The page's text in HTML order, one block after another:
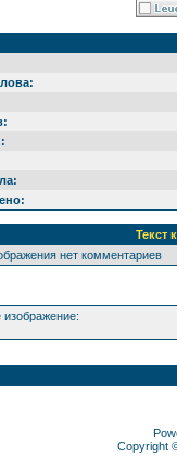
Текст
нет комментариев
Copyright